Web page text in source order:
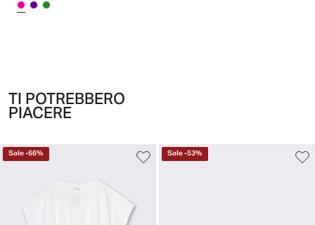
TI POTREBBERO
PIACERE
Sale-66% Sale-53%